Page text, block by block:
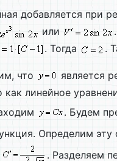
добавляется при
или
. Тогда .
что является
линейное
. Будем
Определим
. Разделяем